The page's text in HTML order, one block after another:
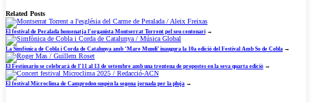
Related Posts
El festival de Peralada homenatja l’organista Montserrat Torrent pel seu centenari →
La Simfònica de Cobla i Corda de Catalunya amb ‘Mare Mundi’ inaugura la 10a edició del Festival Amb So de Cobla →
El Festimariu se celebrarà de l’11 al 13 de setembre amb una trentena de propostes en la seva quarta edició →
El festival Microclima de Camprodon suspèn la segona jornada per la pluja →